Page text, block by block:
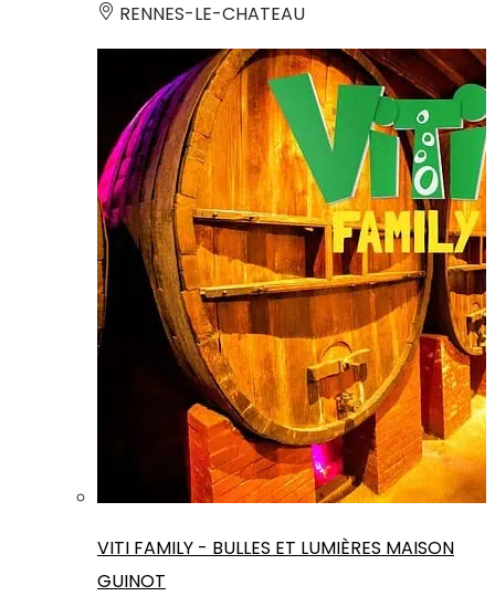
RENNES-LE-CHATEAU
VITI FAMILY - BULLES ET LUMIÈRES MAISON
GUINOT